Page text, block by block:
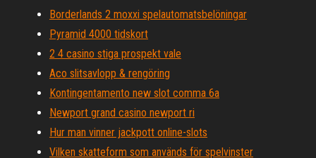
Borderlands 2 moxxi spelautomatsbelöningar
Pyramid 4000 tidskort
2 4 casino stiga prospekt vale
Aco slitsavlopp & rengöring
Kontingentamento new slot comma 6a
Newport grand casino newport ri
Hur man vinner jackpott online-slots
Vilken skatteform som används för spelvinster